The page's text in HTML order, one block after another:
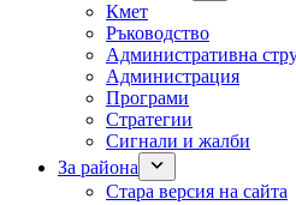
Кмет
Ръководство
Административна
Администрация
Програми
Стратегии
Сигнали и жалби
За района
Стара версия на сайта